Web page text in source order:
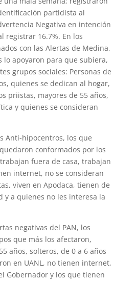
partidista al
Negativa en intención
registrar 16.7%. En los
con las Alertas de Medina,
lo apoyaron para que subiera,
grupos sociales: Personas de
quienes se dedican al hogar,
priistas, mayores de 55 años,
y quienes se consideran
Anti-hipocentros, los que
conformados por los
fuera de casa, trabajan
internet, no se consideran
viven en Apodaca, tienen de
y a quienes no les interesa la
negativas del PAN, los
que más los afectaron,
años, solteros, de 0 a 6 años
en UANL, no tienen internet,
Gobernador y los que tienen